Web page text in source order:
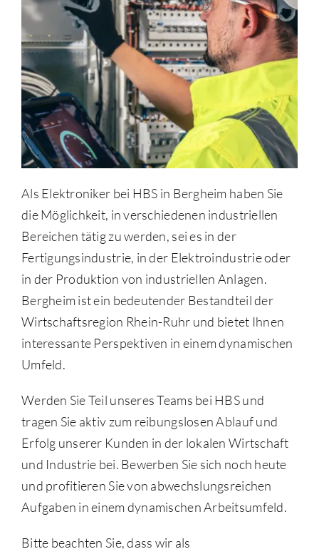
Als Elektroniker bei HBS in Bergheim haben Sie
die Möglichkeit, in verschiedenen industriellen
Bereichen tätig zu werden, sei es in der
Fertigungsindustrie, in der Elektroindustrie oder
in der Produktion von industriellen Anlagen.
Bergheim ist ein bedeutender Bestandteil der
Wirtschaftsregion Rhein-Ruhr und bietet Ihnen
interessante Perspektiven in einem dynamischen
Umfeld.
Werden Sie Teil unseres Teams bei HBS und
tragen Sie aktiv zum reibungslosen Ablauf und
Erfolg unserer Kunden in der lokalen Wirtschaft
und Industrie bei. Bewerben Sie sich noch heute
und profitieren Sie von abwechslungsreichen
Aufgaben in einem dynamischen Arbeitsumfeld.
Bitte beachten Sie, dass wir als